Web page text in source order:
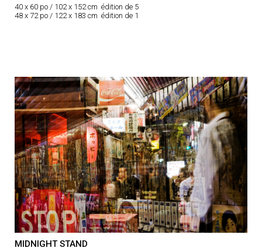
40 x 60 po / 102 x 152 cm édition de 5
48 x 72 po / 122 x 183 cm édition de 1
MIDNIGHT STAND